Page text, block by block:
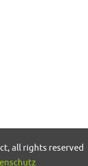
all rights reserved